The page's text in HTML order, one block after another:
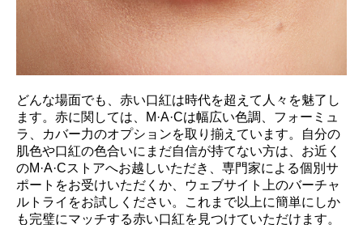
どんな場面でも、赤い口紅は時代を超えて人々を魅了し
ます。赤に関しては、M·A·Cは幅広い色調、フォーミュ
ラ、カバー力のオプションを取り揃えています。自分の
肌色や口紅の色合いにまだ自信が持てない方は、お近く
のM·A·Cストアへお越しいただき、専門家による個別サ
ポートをお受けいただくか、ウェブサイト上のバーチャ
ルトライをお試しください。これまで以上に簡単にしか
も完璧にマッチする赤い口紅を見つけていただけます。